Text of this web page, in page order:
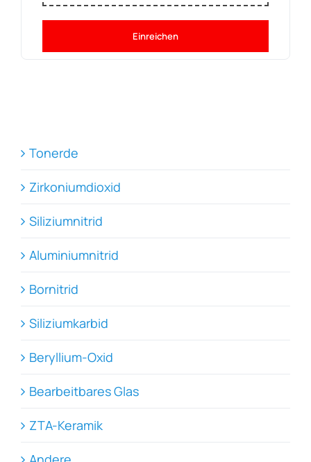
Einreichen
Tonerde
Zirkoniumdioxid
Siliziumnitrid
Aluminiumnitrid
Bornitrid
Siliziumkarbid
Beryllium-Oxid
Bearbeitbares Glas
ZTA-Keramik